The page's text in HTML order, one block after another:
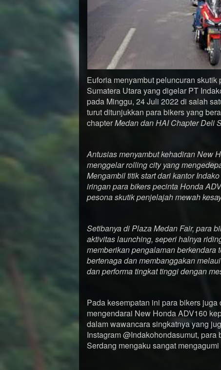
Euforia menyambut peluncuran
Sumatera Utara yang digelar PT
pada Minggu, 24 Juli 2022 di salah
turut ditunjukkan para bikers yang
chapterMedan dan HAI Chapter Deli
Antusias menyambut kehadiran New
menggelar rolling city yang
Mengambil titik start dari kantor
iringan para bikers pecinta Honda
pesona skutik penjelajah mewah
Setibanya di Plaza Medan Fair, para
aktivitas launching, seperi halnya
memberikan pengalaman
bertenaga dan membanggakan
dan performa tingkat tinggi dengan
Pada kesempatan ini para bikers
mengendarai New Honda ADV160
dalam wawancara singkatnya yang
Instagram @Indakohondasumut,
Serdang mengaku sangat